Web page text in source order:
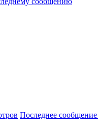
Последнее сообщение